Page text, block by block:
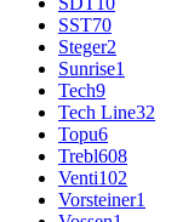
SST70
Steger2
Sunrise1
Tech9
Tech Line32
Topu6
Trebl608
Venti102
Vorsteiner1